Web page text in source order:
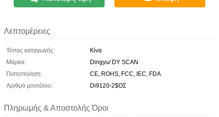
Λεπτομέρειες
Τόπος καταγωγής:
Κίνα
Μάρκα:
Dingyu/ DY SCAN
Πιστοποίηση:
CE, ROHS, FCC, IEC, FDA
Αριθμό μοντέλου:
Di9120-2$ΟΣ
Πληρωμής & Αποστολής Όροι